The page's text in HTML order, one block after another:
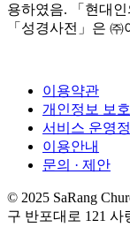
용하였음. 「현대
「성경사전」은
이용약관
개인정보 보
서비스 운영
이용안내
문의 · 제안
© 2025 SaRang
구 반포대로 121 사